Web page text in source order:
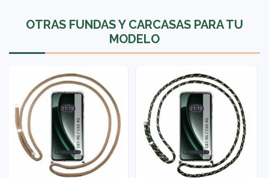
OTRAS FUNDAS Y CARCASAS PARA TU
MODELO